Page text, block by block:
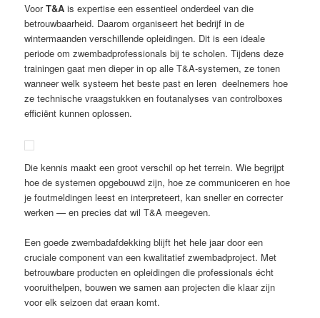
VoorT&A is expertise een essentieel onderdeel van die
betrouwbaarheid. Daarom organiseert het bedrijf in de
wintermaanden verschillende opleidingen. Dit is een ideale
periode om zwembadprofessionals bij te scholen. Tijdens deze
trainingen gaat men dieper in op alle T&A-systemen, ze tonen
wanneer welk systeem het beste past en leren deelnemers hoe
ze technische vraagstukken en foutanalyses van controlboxes
efficiënt kunnen oplossen.
Die kennis maakt een groot verschil op het terrein. Wie begrijpt
hoe de systemen opgebouwd zijn, hoe ze communiceren en hoe
je foutmeldingen leest en interpreteert, kan sneller en correcter
werken — en precies dat wil T&A meegeven.
Een goede zwembadafdekking blijft het hele jaar door een
cruciale component van een kwalitatief zwembadproject. Met
betrouwbare producten en opleidingen die professionals écht
vooruithelpen, bouwen we samen aan projecten die klaar zijn
voor elk seizoen dat eraan komt.